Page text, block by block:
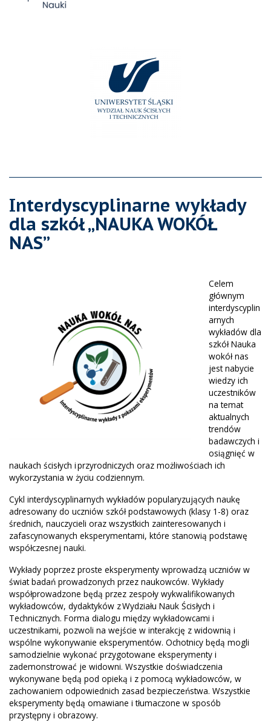
Interdyscyplinarne wykłady
dla szkół „NAUKA WOKÓŁ
NAS”
Celem
głównym
interdyscyplin
arnych
wykładów dla
szkół Nauka
wokół nas
jest nabycie
wiedzy ich
uczestników
na temat
aktualnych
trendów
badawczych i
osiągnięć w
naukach ścisłych i przyrodniczych oraz możliwościach ich
wykorzystania w życiu codziennym.
Cykl interdyscyplinarnych wykładów popularyzujących naukę
adresowany do uczniów szkół podstawowych (klasy 1-8) oraz
średnich, nauczycieli oraz wszystkich zainteresowanych i
zafascynowanych eksperymentami, które stanowią podstawę
współczesnej nauki.
Wykłady poprzez proste eksperymenty wprowadzą uczniów w
świat badań prowadzonych przez naukowców. Wykłady
współprowadzone będą przez zespoły wykwalifikowanych
wykładowców, dydaktyków z Wydziału Nauk Ścisłych i
Technicznych. Forma dialogu między wykładowcami i
uczestnikami, pozwoli na wejście w interakcję z widownią i
wspólne wykonywanie eksperymentów. Ochotnicy będą mogli
samodzielnie wykonać przygotowane eksperymenty i
zademonstrować je widowni. Wszystkie doświadczenia
wykonywane będą pod opieką i z pomocą wykładowców, w
zachowaniem odpowiednich zasad bezpieczeństwa. Wszystkie
eksperymenty będą omawiane i tłumaczone w sposób
przystępny i obrazowy.